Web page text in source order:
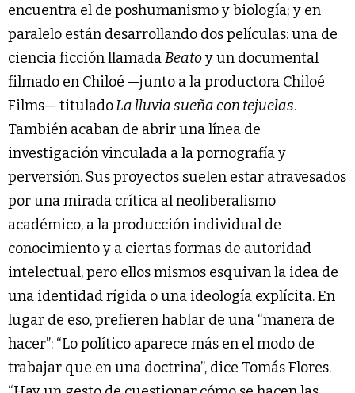
encuentra el de poshumanismo y biología; y en
paralelo están desarrollando dos películas: una de
ciencia ficción llamadaBeatoy un documental
filmado en Chiloé —junto a la productora Chiloé
Films— tituladoLa lluvia sueña con tejuelas.
También acaban de abrir una línea de
investigación vinculada a la pornografía y
perversión. Sus proyectos suelen estar atravesados
por una mirada crítica al neoliberalismo
académico, a la producción individual de
conocimiento y a ciertas formas de autoridad
intelectual, pero ellos mismos esquivan la idea de
una identidad rígida o una ideología explícita. En
lugar de eso, prefieren hablar de una “manera de
hacer”: “Lo político aparece más en el modo de
trabajar que en una doctrina”, dice Tomás Flores.